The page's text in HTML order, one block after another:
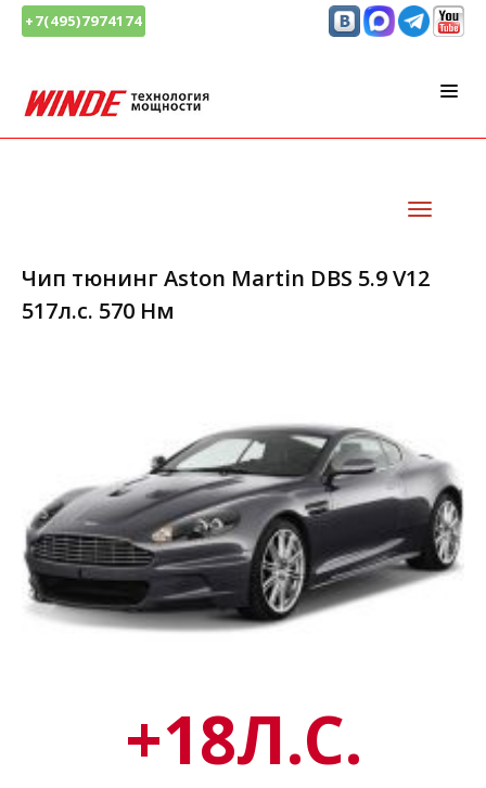
+7(495)7974174
Чип тюнинг Aston Martin DBS 5.9 V12
517л.с. 570 Нм
+18Л.С.